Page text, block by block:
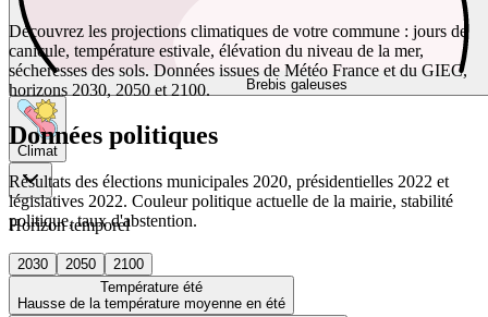
Brebis galeuses
Climat
Horizon temporel
2030 2050
2100
Température été
Hausse de la température moyenne en été
Découvrez les projections climatiques de votre commune : jours de
canicule, température estivale, élévation du niveau de la mer,
sécheresses des sols. Données issues de Météo France et du GIEC,
horizons 2030, 2050 et 2100.
Données politiques
Résultats des élections municipales 2020, présidentielles 2022 et
législatives 2022. Couleur politique actuelle de la mairie, stabilité
politique, taux d'abstention.